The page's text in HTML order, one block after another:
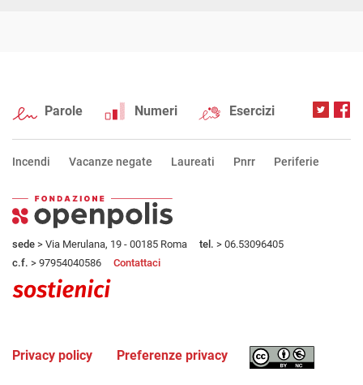
Parole Numeri Esercizi
Incendi Vacanze negate Laureati Pnrr Periferie
sede > Via Merulana, 19 - 00185 Roma tel. > 06.53096405
c.f. > 97954040586 Contattaci
Privacy policy Preferenze privacy